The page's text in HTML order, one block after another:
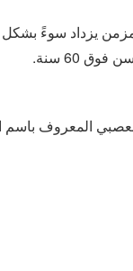
سوءً بشكل
60 سنة.